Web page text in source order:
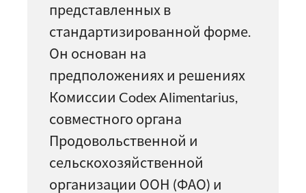
представленных в
стандартизированной форме.
Он основан на
предположениях и решениях
Комиссии Codex Alimentarius,
совместного органа
Продовольственной и
сельскохозяйственной
организации ООН (ФАО) и